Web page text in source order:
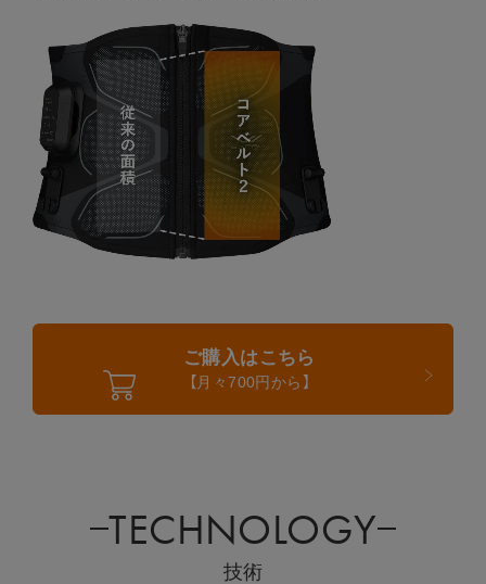
Core Belt 2
ご購入はこちら
【月々700円から】
TECHNOLOGY
技術